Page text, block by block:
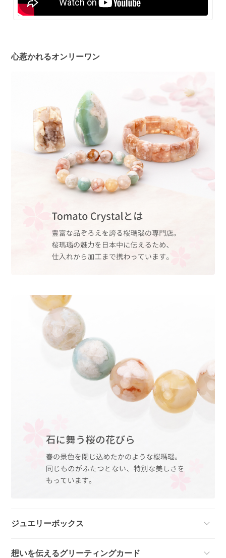
心惹かれるオンリーワン
ジュエリーボックス
想いを伝えるグリーティングカード